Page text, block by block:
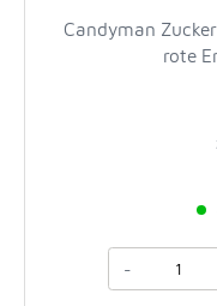
Candyman
rote
-